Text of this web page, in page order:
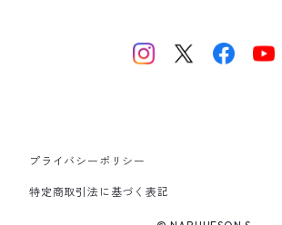
プライバシーポリシー
特定商取引法に基づく表記